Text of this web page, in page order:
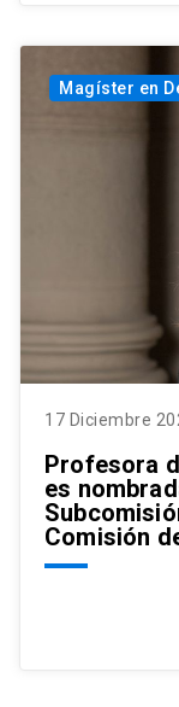
Magíster en
17 Diciembre
Profesora
es
Comisión